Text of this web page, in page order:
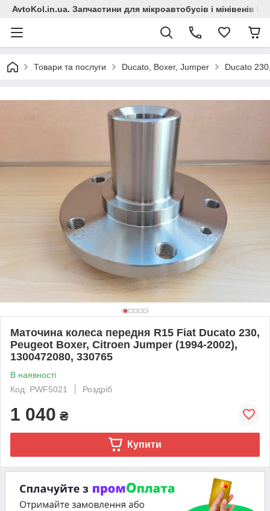
AvtoKol.in.ua. Запчастини для мікроавтобусів і мінівенів
Товари та послуги Ducato, Boxer, Jumper Ducato
Маточина колеса передня R15 Fiat Ducato 230,
Peugeot Boxer, Citroen Jumper (1994-2002),
1300472080, 330765
В наявності
Код: PWF5021
Роздріб
1 040 ₴
Купити